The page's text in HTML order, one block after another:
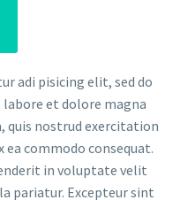
adi pisicing elit, sed do
et dolore magna
quis nostrud exercitation
commodo consequat.
in voluptate velit
pariatur. Excepteur sint